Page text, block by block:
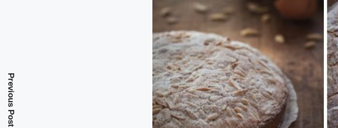
Previous Post